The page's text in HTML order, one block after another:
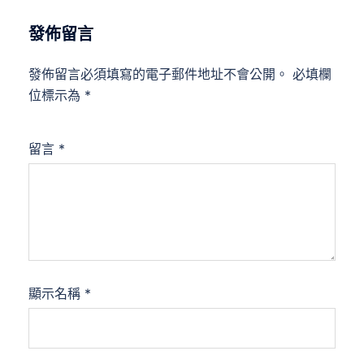
發佈留言
發佈留言必須填寫的電子郵件地址不會公開。 必填欄
位標示為 *
留言 *
顯示名稱 *